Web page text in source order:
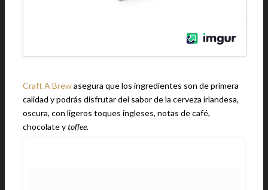
Craft A Brewasegura que los ingredientes son de primera
calidad y podrás disfrutar del sabor de la cerveza irlandesa,
oscura, con ligeros toques ingleses, notas de café,
chocolate ytoffee.